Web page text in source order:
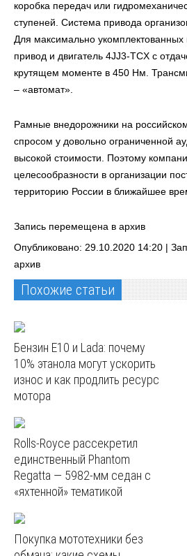
коробка передач или
ступеней. Система привода
Для максимально
привод и двигатель 4JJ3-TCX с
крутящем моменте в 450 Нм.
– «автомат».
Рамные внедорожники на
спросом у довольно ограниченной
высокой стоимости. Поэтому
целесообразности в организации
территорию России в ближайшее
Запись перемещена в архив
Опубликовано: 29.10.2020 14:20 |
архив
Похожие статьи
Бензин E10 и Lada: почему
10% этанола могут ускорить
износ и как продлить ресурс
мотора
Rolls-Royce рассекретил
единственный Phantom
Regatta — 5982‑мм седан с
«яхтенной» тематикой
Покупка мототехники без